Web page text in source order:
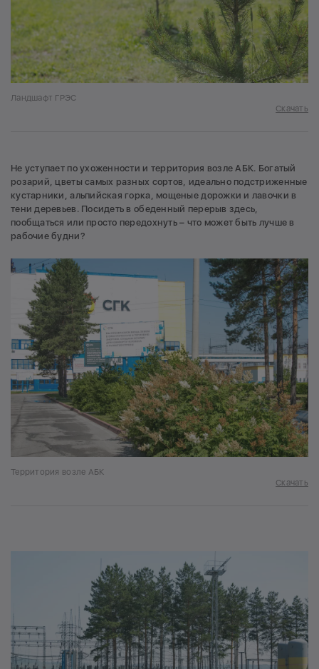
Ландшафт ГРЭС
Скачать
Не уступает по ухоженности и территория возле АБК. Богатый
розарий, цветы самых разных сортов, идеально подстриженные
кустарники, альпийская горка, мощеные дорожки и лавочки в
тени деревьев. Посидеть в обеденный перерыв здесь,
пообщаться или просто передохнуть – что может быть лучше в
рабочие будни?
Территория возле АБК
Скачать